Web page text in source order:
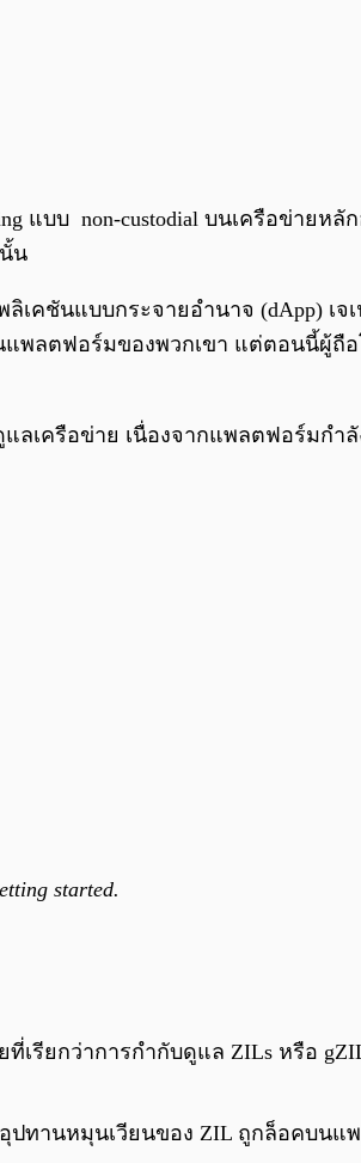
แบบ non-custodial บนเครือข่ายห
น
คชันแบบกระจายอำนาจ (dApp) เ
แพลตฟอร์มของพวกเขา แต่ตอนนี้ผู้ถื
ลเครือข่าย เนื่องจากแพลตฟอร์มก
started.
ที่เรียกว่าการกำกับดูแล ZILs หรือ
ทานหมุนเวียนของ ZIL ถูกล็อคบน